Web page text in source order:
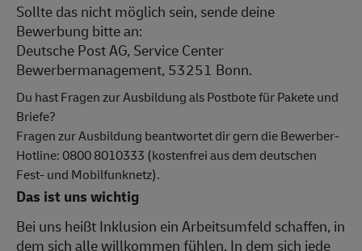
Sollte das nicht möglich sein, sende deine
Bewerbung bitte an:
Deutsche Post AG, Service Center
Bewerbermanagement, 53251 Bonn.
Du hast Fragen zur Ausbildung als Postbote für Pakete und
Briefe?
Fragen zur Ausbildung beantwortet dir gern die Bewerber-
Hotline: 0800 8010333 (kostenfrei aus dem deutschen
Fest- und Mobilfunknetz).
Das ist uns wichtig
Bei uns heißt Inklusion ein Arbeitsumfeld schaffen, in
dem sich alle willkommen fühlen. In dem sich jede